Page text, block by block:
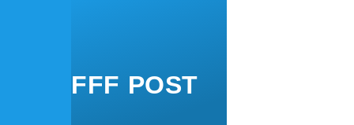
FFF POST